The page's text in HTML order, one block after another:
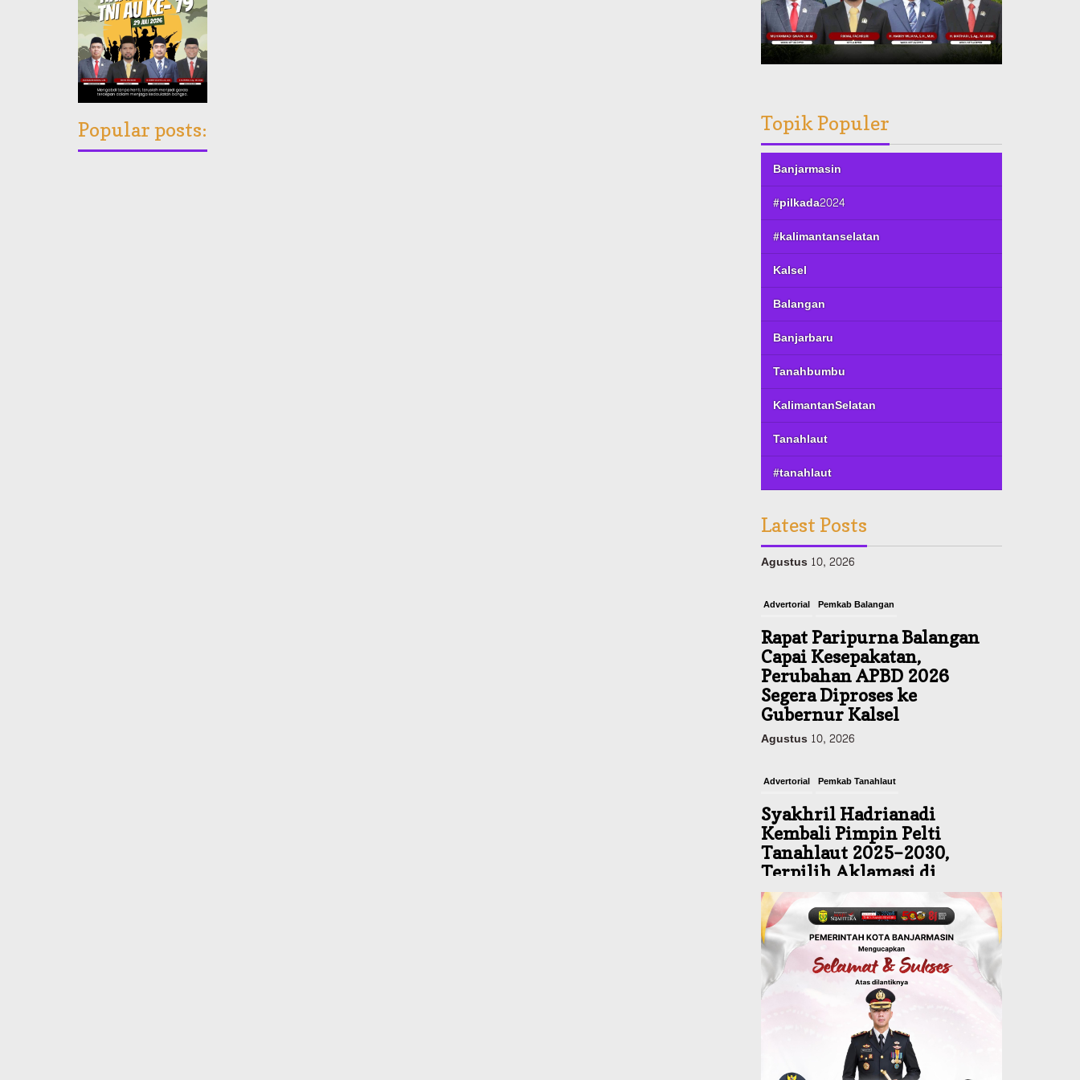
Popular posts: Topik Populer
Banjarmasin
#pilkada2024
#kalimantanselatan
Kalsel
Balangan
Banjarbaru
Tanahbumbu
KalimantanSelatan
Tanahlaut
#tanahlaut
Latest Posts
Rapat Paripurna Balangan
Capai Kesepakatan,
Perubahan APBD 2026
Segera Diproses ke
Gubernur Kalsel
Agustus 10, 2026
Syakhril Hadrianadi
Kembali Pimpin Pelti
Tanahlaut 2025–2030,
Terpilih Aklamasi di
Muscab
Agustus 10, 2026
Headline Kalsel
Green Action di Desa
Sungairangas Banjar,
Ratusan Pohon Ditanam,
Hampir 2 Ton Sampah
Terkumpul dari Penukaran
dengan Sembako